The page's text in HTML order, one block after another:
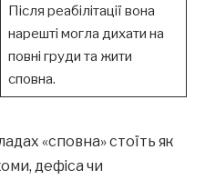
Після реабілітації вона
нарешті могла дихати на
повні груди та жити
сповна.
«сповна» стоїть як
дефіса чи